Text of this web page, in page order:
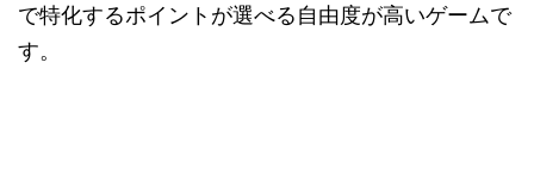
で特化するポイントが選べる自由度が高いゲームで
す。